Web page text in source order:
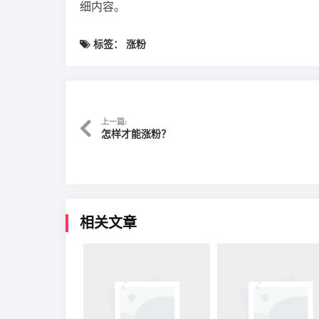
细内容。
标签： 涨粉
上一篇:
怎样才能涨粉？
相关文章